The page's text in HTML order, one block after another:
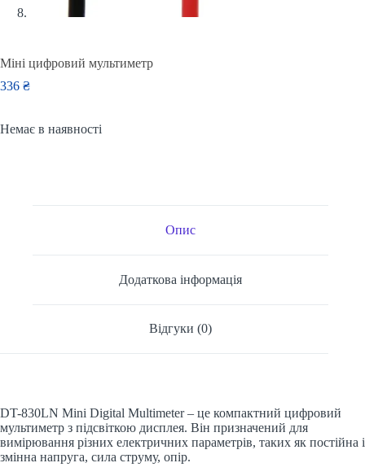
Міні цифровий мультиметр
336 ₴
Немає в наявності
Опис
Додаткова інформація
Відгуки (0)
DT-830LN Mini Digital Multimeter – це компактний цифровий
мультиметр з підсвіткою дисплея. Він призначений для
вимірювання різних електричних параметрів, таких як постійна і
змінна напруга, сила струму, опір.